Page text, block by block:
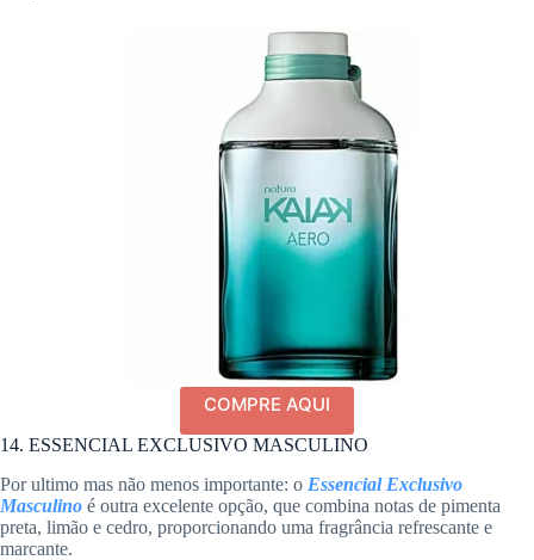
COMPRE AQUI
14. ESSENCIAL EXCLUSIVO MASCULINO
Por ultimo mas não menos importante: o Essencial Exclusivo
Masculino é outra excelente opção, que combina notas de pimenta
preta, limão e cedro, proporcionando uma fragrância refrescante e
marcante.